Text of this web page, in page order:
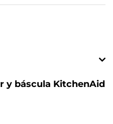
y báscula KitchenAid